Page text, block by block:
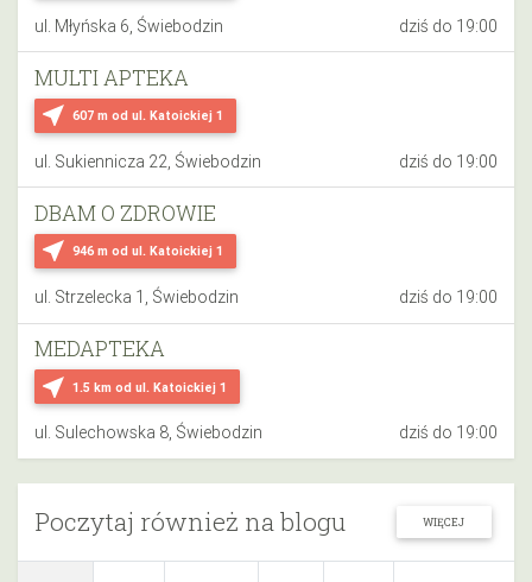
ul. Młyńska 6, Świebodzin dziś do 19:00
near_me 607 m od ul. Katoickiej 1
MULTI APTEKA
ul. Sukiennicza 22, Świebodzin dziś do 19:00
near_me 946 m od ul. Katoickiej 1
DBAM O ZDROWIE
ul. Strzelecka 1, Świebodzin dziś do 19:00
near_me 1.5 km od ul. Katoickiej 1
MEDAPTEKA
ul. Sulechowska 8, Świebodzin dziś do 19:00
Poczytaj również na blogu WIĘCEJ